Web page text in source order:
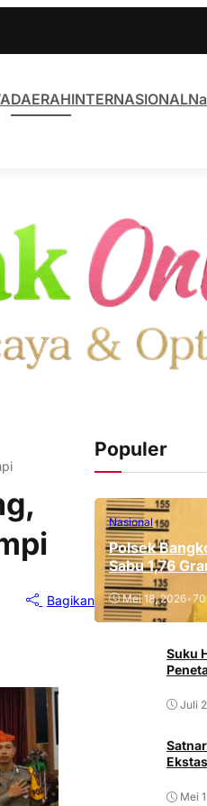
DAERAHINTERNASIONAL
Bagikan
Populer
Nasional
Polsek
Sabu 1,76
Mei 18, 2026•
Suku
Juli
Mei